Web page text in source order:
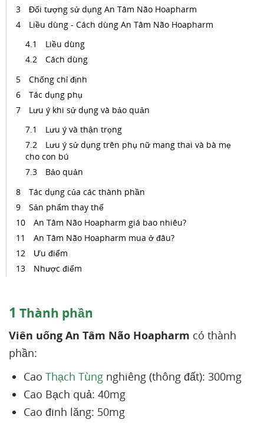
Đối tượng sử dụng An Tâm Não Hoapharm
Liều dùng - Cách dùng An Tâm Não Hoapharm
Liều dùng
Cách dùng
Chống chỉ định
Tác dụng phụ
Lưu ý khi sử dụng và bảo quản
Lưu ý và thận trọng
Lưu ý sử dụng trên phụ nữ mang thai và bà mẹ
cho con bú
Bảo quản
Tác dụng của các thành phần
Sản phẩm thay thế
An Tâm Não Hoapharm giá bao nhiêu?
An Tâm Não Hoapharm mua ở đâu?
Ưu điểm
Nhược điểm
1 Thành phần
Viên uống An Tâm Não Hoapharm có thành
phần:
Cao Thạch Tùng nghiêng (thông đất): 300mg
Cao Bạch quả: 40mg
Cao đinh lăng: 50mg